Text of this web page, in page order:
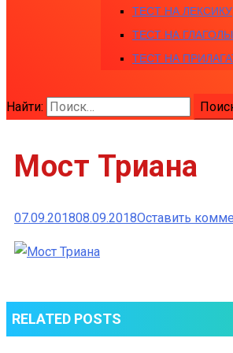
ТЕСТ НА ЛЕКСИКУ
ТЕСТ НА ГЛАГОЛЫ
ТЕСТ НА
Найти:
Мост Триана
07.09.201808.09.2018Оставить
RELATED POSTS